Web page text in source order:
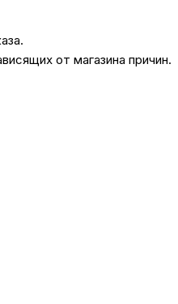
от магазина причин.